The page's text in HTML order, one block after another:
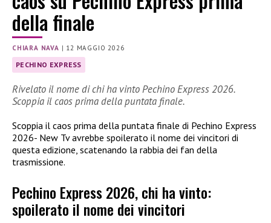
della finale
CHIARA NAVA | 12 MAGGIO 2026
PECHINO EXPRESS
Rivelato il nome di chi ha vinto Pechino Express 2026.
Scoppia il caos prima della puntata finale.
Scoppia il caos prima della puntata finale di Pechino Express
2026- New Tv avrebbe spoilerato il nome dei vincitori di
questa edizione, scatenando la rabbia dei fan della
trasmissione.
Pechino Express 2026, chi ha vinto:
spoilerato il nome dei vincitori